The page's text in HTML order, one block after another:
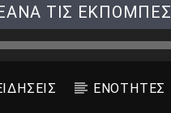
ΤΙΣ ΕΚΠΟΜΠΕΣ
ΕΝΟΤΗΤΕΣ